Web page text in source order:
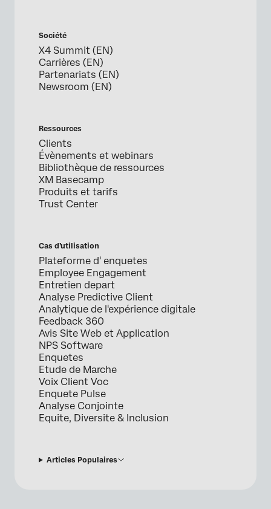
Société
X4 Summit (EN)
Carrières (EN)
Partenariats (EN)
Newsroom (EN)
Ressources
Clients
Évènements et webinars
Bibliothèque de ressources
XM Basecamp
Produits et tarifs
Trust Center
Cas d’utilisation
Plateforme d' enquetes
Employee Engagement
Entretien depart
Analyse Predictive Client
Analytique de l'expérience digitale
Feedback 360
Avis Site Web et Application
NPS Software
Enquetes
Etude de Marche
Voix Client Voc
Enquete Pulse
Analyse Conjointe
Equite, Diversite & Inclusion
Articles Populaires